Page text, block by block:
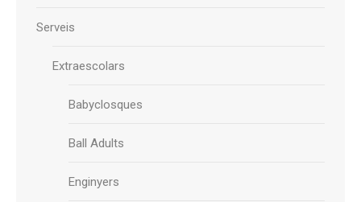
Serveis
Extraescolars
Babyclosques
Ball Adults
Enginyers